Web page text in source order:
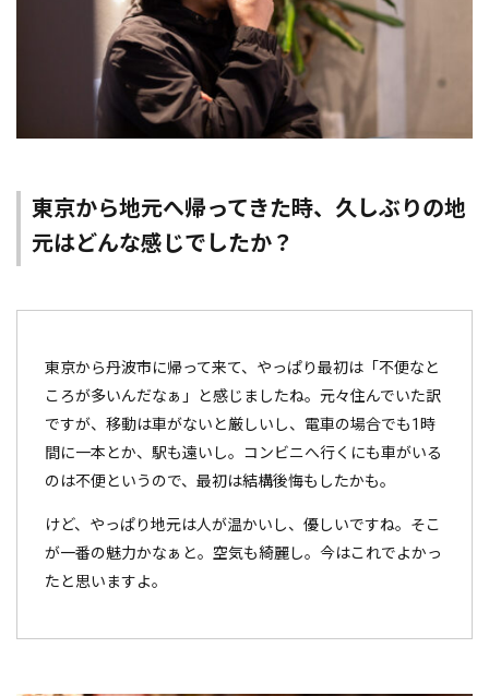
東京から地元へ帰ってきた時、久しぶりの地
元はどんな感じでしたか？
東京から丹波市に帰って来て、やっぱり最初は「不便なと
ころが多いんだなぁ」と感じましたね。元々住んでいた訳
ですが、移動は車がないと厳しいし、電車の場合でも1時
間に一本とか、駅も遠いし。コンビニへ行くにも車がいる
のは不便というので、最初は結構後悔もしたかも。
けど、やっぱり地元は人が温かいし、優しいですね。そこ
が一番の魅力かなぁと。空気も綺麗し。今はこれでよかっ
たと思いますよ。